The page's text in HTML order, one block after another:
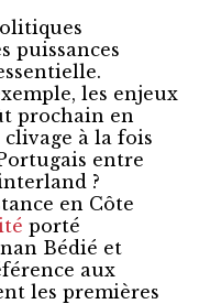
puissances
les enjeux
prochain en
à la fois
entre
?
en Côte
porté
Bédié et
aux
les premières